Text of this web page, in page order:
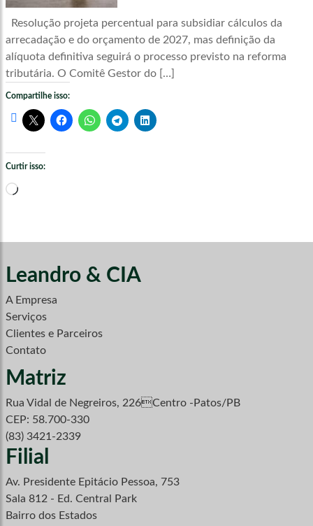
Resolução projeta percentual para subsidiar cálculos da
arrecadação e do orçamento de 2027, mas definição da
alíquota definitiva seguirá o processo previsto na reforma
tributária. O Comitê Gestor do […]
Compartilhe isso:
Curtir isso:
Carregando...
Leandro & CIA
A Empresa
Serviços
Clientes e Parceiros
Contato
Matriz
Rua Vidal de Negreiros, 226Centro -Patos/PB
CEP: 58.700-330
(83) 3421-2339
Filial
Av. Presidente Epitácio Pessoa, 753
Sala 812 - Ed. Central Park
Bairro dos Estados